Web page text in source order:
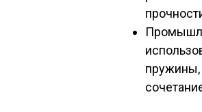
пружины,